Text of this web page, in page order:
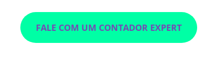
FALE COM UM CONTADOR EXPERT